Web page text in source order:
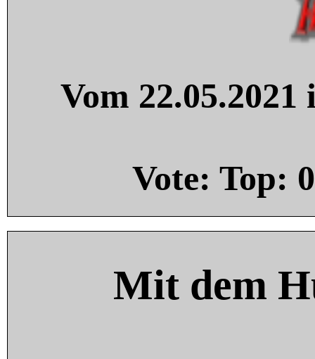
Vom
Vote: Top: 0
Mit dem